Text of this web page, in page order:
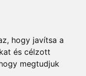
hogy javítsa a
és célzott
megtudjuk